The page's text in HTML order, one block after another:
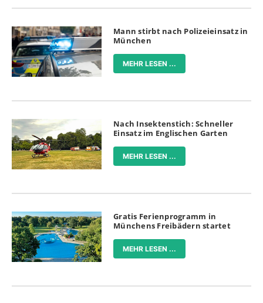
Mann stirbt nach Polizeieinsatz in
München
MEHR LESEN ...
Nach Insektenstich: Schneller
Einsatz im Englischen Garten
MEHR LESEN ...
Gratis Ferienprogramm in
Münchens Freibädern startet
MEHR LESEN ...